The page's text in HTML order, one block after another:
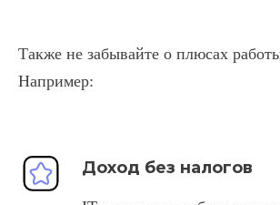
Также не забывайте о плюсах
Например:
Доход без налогов